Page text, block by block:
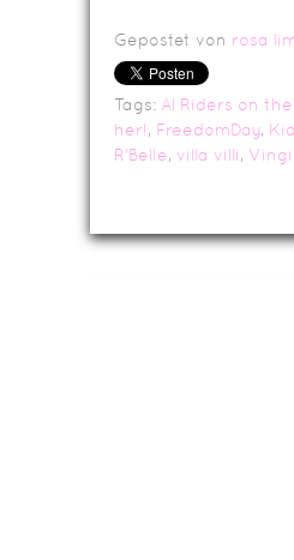
Gepostet von rosa
Tags: Al Riders on
her!, FreedomDay,
R'Belle, villa villi,